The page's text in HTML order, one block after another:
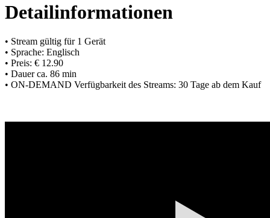
Detailinformationen
• Stream gültig für 1 Gerät
• Sprache: Englisch
• Preis: € 12.90
• Dauer ca. 86 min
• ON-DEMAND Verfügbarkeit des Streams: 30 Tage ab dem Kauf